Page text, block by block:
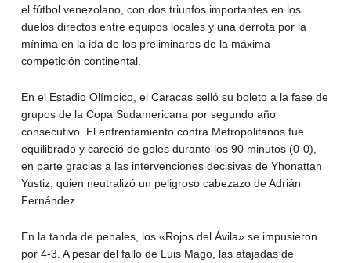
el fútbol venezolano, con dos triunfos importantes en los
duelos directos entre equipos locales y una derrota por la
mínima en la ida de los preliminares de la máxima
competición continental.
En el Estadio Olímpico, el Caracas selló su boleto a la fase de
grupos de la Copa Sudamericana por segundo año
consecutivo. El enfrentamiento contra Metropolitanos fue
equilibrado y careció de goles durante los 90 minutos (0-0),
en parte gracias a las intervenciones decisivas de Yhonattan
Yustiz, quien neutralizó un peligroso cabezazo de Adrián
Fernández.
En la tanda de penales, los «Rojos del Ávila» se impusieron
por 4-3. A pesar del fallo de Luis Mago, las atajadas de